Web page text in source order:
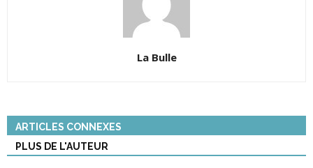
La Bulle
ARTICLES CONNEXES
PLUS DE L'AUTEUR